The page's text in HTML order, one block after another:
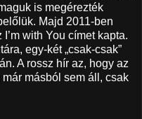
is megérezték
Majd 2011-ben
with You címet kapta.
egy-két „csak-csak”
A rossz hír az, hogy az
másból sem áll, csak